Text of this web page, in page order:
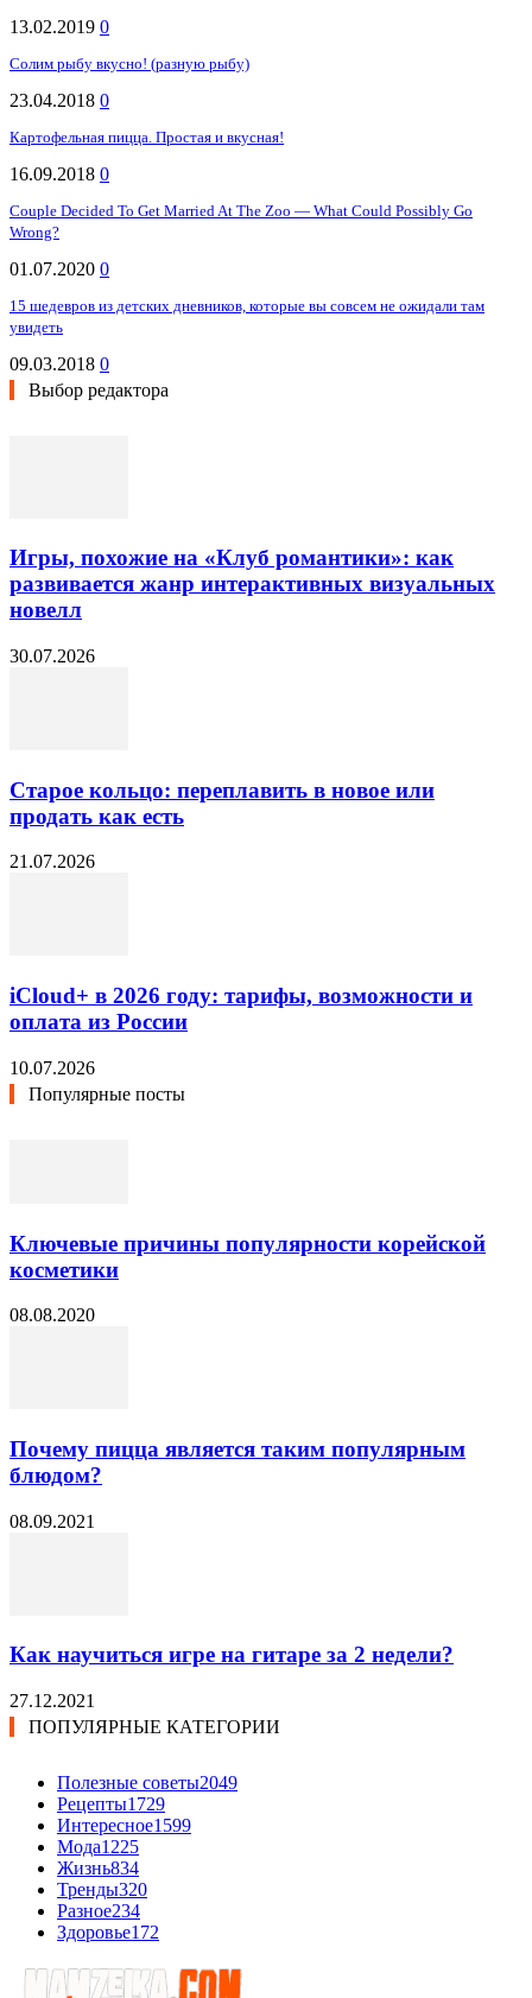
13.02.2019 0
Солим рыбу вкусно! (разную рыбу)
23.04.2018 0
Картофельная пицца. Простая и вкусная!
16.09.2018 0
Couple Decided To Get Married At The Zoo — What Could Possibly Go
Wrong?
01.07.2020 0
15 шедевров из детских дневников, которые вы совсем не ожидали там
увидеть
09.03.2018 0
Выбор редактора
Игры, похожие на «Клуб романтики»: как
развивается жанр интерактивных визуальных
новелл
30.07.2026
Старое кольцо: переплавить в новое или
продать как есть
21.07.2026
iCloud+ в 2026 году: тарифы, возможности и
оплата из России
10.07.2026
Популярные посты
Ключевые причины популярности корейской
косметики
08.08.2020
Почему пицца является таким популярным
блюдом?
08.09.2021
Как научиться игре на гитаре за 2 недели?
27.12.2021
ПОПУЛЯРНЫЕ КАТЕГОРИИ
Полезные советы2049
Рецепты1729
Интересное1599
Мода1225
Жизнь834
Тренды320
Разное234
Здоровье172